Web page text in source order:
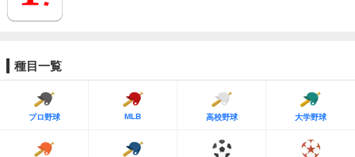
種目一覧
プロ野球 MLB 高校野球 大学野球